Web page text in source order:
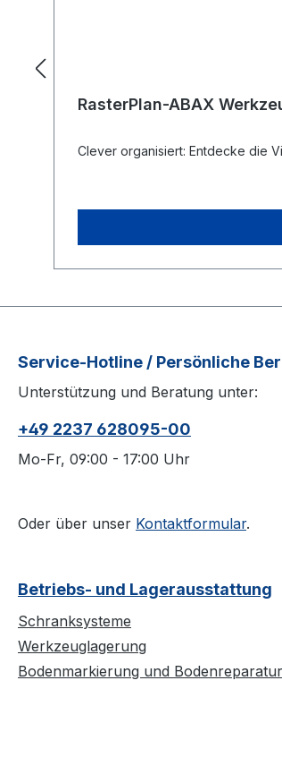
RasterPlan-ABAX
Clever organisiert: Entdecke die
Service-Hotline / Persönliche
Unterstützung und Beratung unter:
+49 2237 628095-00
Mo-Fr, 09:00 - 17:00 Uhr
Oder über unser Kontaktformular.
Betriebs- und Lagerausstattung
Schranksysteme
Werkzeuglagerung
Bodenmarkierung und Bodenreparatur